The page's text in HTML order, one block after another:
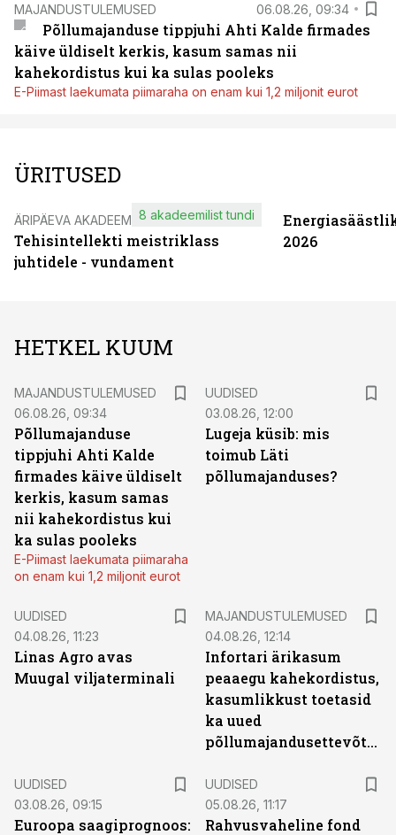
MAJANDUSTULEMUSED 06.08.26, 09:34
Põllumajanduse tippjuhi Ahti Kalde firmades
käive üldiselt kerkis, kasum samas nii
kahekordistus kui ka sulas pooleks
E-Piimast laekumata piimaraha on enam kui 1,2 miljonit eurot
ÜRITUSED
ÄRIPÄEVA AKADEEMIA
Tehisintellekti meistriklass
juhtidele - vundament
8 akadeemilist tundi
2026
HETKEL KUUM
MAJANDUSTULEMUSED
06.08.26, 09:34
Põllumajanduse
tippjuhi Ahti Kalde
firmades käive üldiselt
kerkis, kasum samas
nii kahekordistus kui
ka sulas pooleks
E-Piimast laekumata piimaraha
on enam kui 1,2 miljonit eurot
UUDISED
03.08.26, 12:00
Lugeja küsib: mis
toimub Läti
põllumajanduses?
UUDISED
04.08.26, 11:23
Linas Agro avas
Muugal viljaterminali
MAJANDUSTULEMUSED
04.08.26, 12:14
Infortari ärikasum
peaaegu kahekordistus,
kasumlikkust toetasid
ka uued
põllumajandusettevõtted
UUDISED
03.08.26, 09:15
Euroopa saagiprognoos:
UUDISED
05.08.26, 11:17
Rahvusvaheline fond